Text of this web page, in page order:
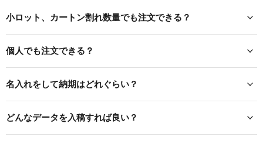
小ロット、カートン割れ数量でも注文できる？
個人でも注文できる？
名入れをして納期はどれぐらい？
どんなデータを入稿すれば良い？